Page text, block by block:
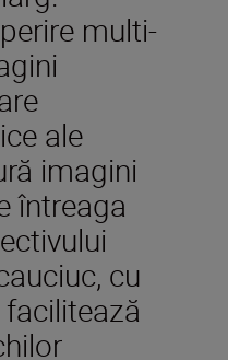
multi-
ale
imagini
întreaga
cu